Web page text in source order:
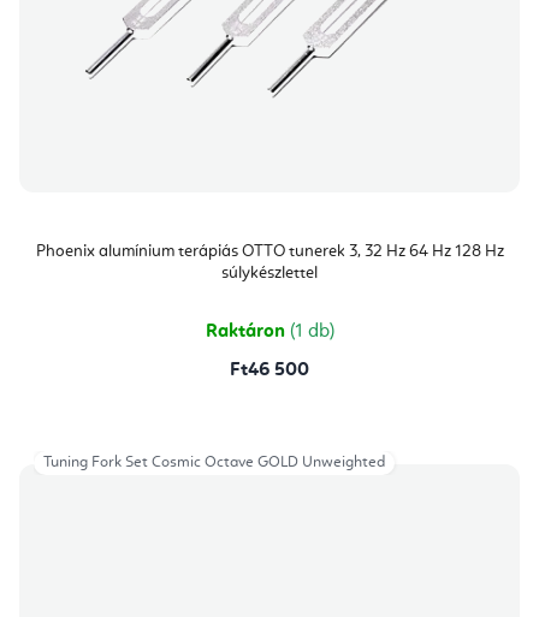
Phoenix alumínium terápiás OTTO tunerek 3, 32 Hz 64 Hz 128 Hz
súlykészlettel
Raktáron (1 db)
Ft46 500
Tuning Fork Set Cosmic Octave GOLD Unweighted